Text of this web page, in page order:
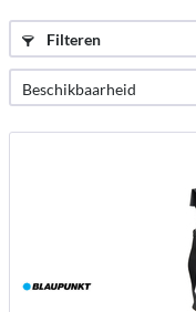
Filteren